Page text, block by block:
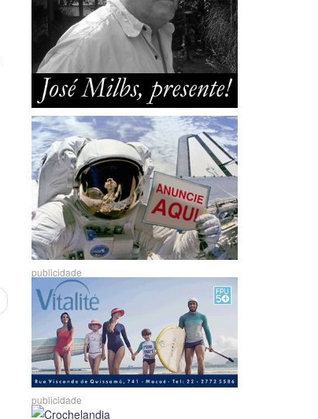
publicidade
publicidade